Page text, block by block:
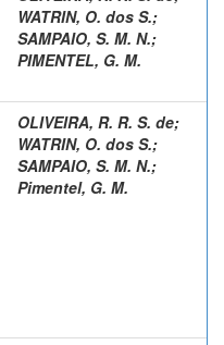
WATRIN, O. dos S.;
SAMPAIO, S. M. N.;
PIMENTEL, G. M.
OLIVEIRA, R. R. S. de;
WATRIN, O. dos S.;
SAMPAIO, S. M. N.;
Pimentel, G. M.